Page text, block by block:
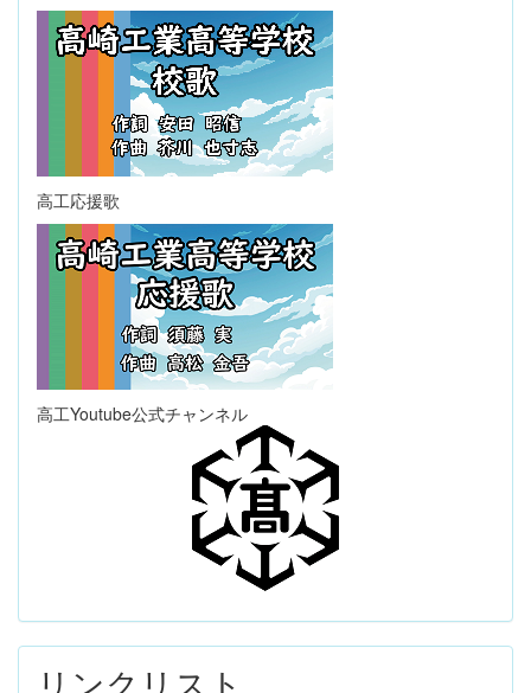
高工応援歌
高工Youtube公式チャンネル
リンクリスト